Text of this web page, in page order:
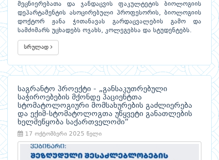
მეცნიერებათა და ჯანდაცვის ფაკულტეტის ბიოლოგიის
დეპარტამენტის ასოცირებული პროფესორის, ბიოლოგიის
დოქტორ ჟანა ჭითანავას გარდაცვალების გამო და
სამძიმარს უცხადებს ოჯახს, კოლეგებსა და სტუდენტებს.
სრულად
საგრანტო პროექტი - „განსაკუთრებული
საჭიროებების მქონდე პაციენტთა
სტომატოლოგიური მომსახურების გაძლიერება
და ექიმ-სტომატოლოგთა უწყვეტი განათლების
ხელშეწყობა საქართველოში“
17 ოქტომბერი 2025 წელი